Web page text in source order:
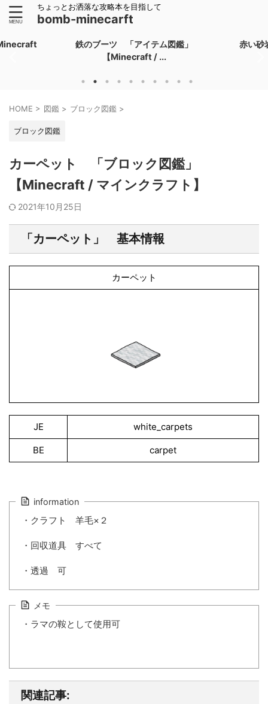
ちょっとお洒落な攻略本を目指して
bomb-minecarft
鉄のブーツ 「アイテム図鑑」
【Minecraft / ...
赤い砂
HOME > 図鑑 > ブロック図鑑 >
ブロック図鑑
カーペット 「ブロック図鑑」
【Minecraft / マインクラフト】
2021年10月25日
「カーペット」 基本情報
カーペット
JE white_carpets
BE carpet
information
・クラフト 羊毛×２
・回収道具 すべて
・透過 可
メモ
・ラマの鞍として使用可
関連記事: